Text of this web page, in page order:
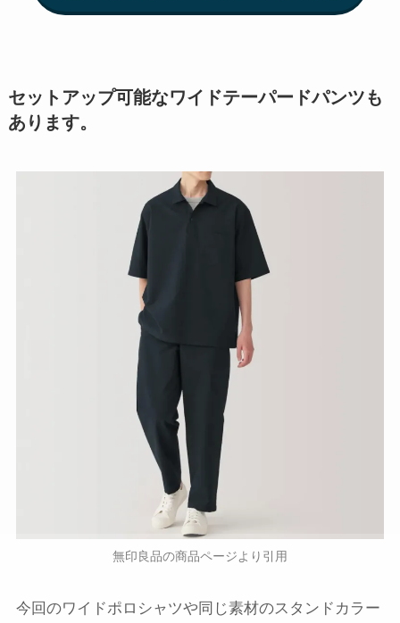
セットアップ可能なワイドテーパードパンツも
あります。
無印良品の商品ページより引用
今回のワイドポロシャツや同じ素材のスタンドカラー